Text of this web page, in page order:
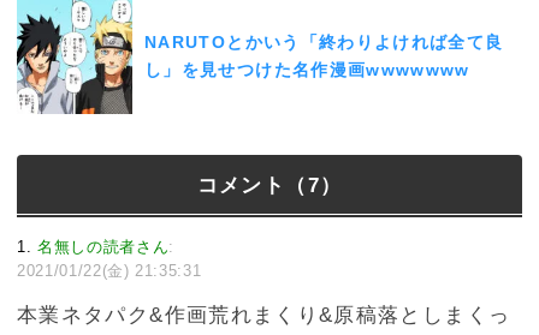
NARUTOとかいう「終わりよければ全て良
し」を見せつけた名作漫画wwwwwww
コメント（7）
1 名無しの読者さん:
2021/01/22(金) 21:35:31
本業ネタパク&作画荒れまくり&原稿落としまくっ